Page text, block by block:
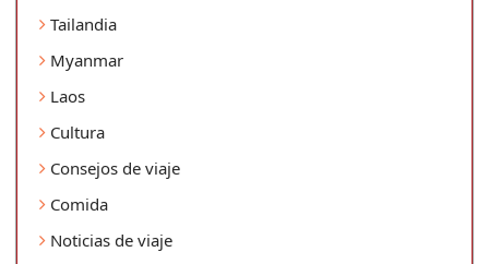
Tailandia
Myanmar
Laos
Cultura
Consejos de viaje
Comida
Noticias de viaje